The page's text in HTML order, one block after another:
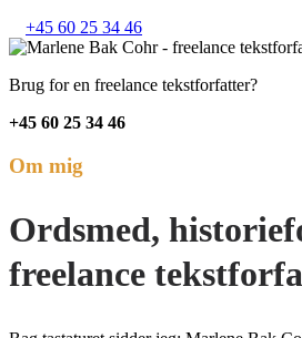
+45 60 25 34 46
Brug for en freelance tekstforfatter?
+45 60 25 34 46
Om mig
Ordsmed,
freelance